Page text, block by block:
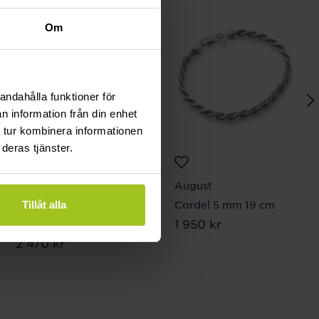
Om
funktioner för
information från din enhet
kombinera informationen
tjänster.
Tillåt alla
August
Pansarlänk 4 mm 50
cm
Pris:2 470 kr
2 470 kr
August
Cordel 5 mm 19 cm
Pris:1 950 kr
1 950 kr